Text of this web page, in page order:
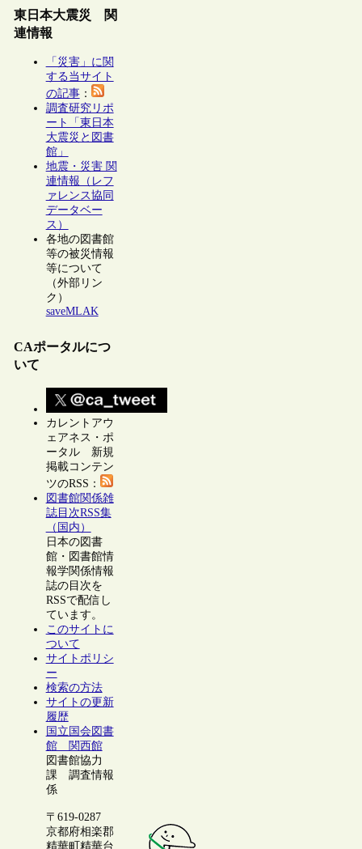
東日本大震災 関
連情報
「災害」に関
する当サイト
の記事：
調査研究リポ
ート「東日本
大震災と図書
館」
地震・災害 関
連情報（レフ
ァレンス協同
データベー
ス）
各地の図書館
等の被災情報
等について
（外部リン
ク）
saveMLAK
CAポータルにつ
いて
カレントアウ
ェアネス・ポ
ータル 新規
掲載コンテン
ツのRSS：
図書館関係雑
誌目次RSS集
（国内）
日本の図書
館・図書館情
報学関係情報
誌の目次を
RSSで配信し
ています。
このサイトに
ついて
サイトポリシ
ー
検索の方法
サイトの更新
履歴
国立国会図書
館 関西館
図書館協力
課 調査情報
係
〒619-0287
京都府相楽郡
精華町精華台